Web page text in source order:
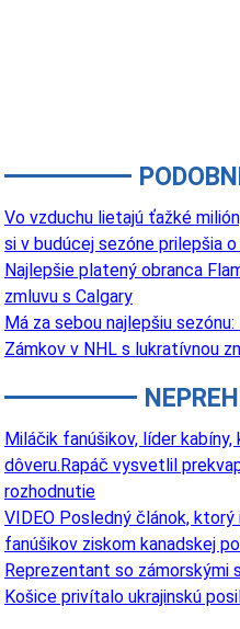
Vo vzduchu lietajú ťažké
si v budúcej sezóne prilepšia
Najlepšie platený obranca
zmluvu s Calgary
Má za sebou najlepšiu
Zámkov v NHL s lukratívnou
Miláčik fanúšikov, líder
dôveru.Rapáč vysvetlil
rozhodnutie
VIDEO Posledný článok,
fanúšikov ziskom kanadskej
Reprezentant so zámorskými
Košice privítalo ukrajinskú